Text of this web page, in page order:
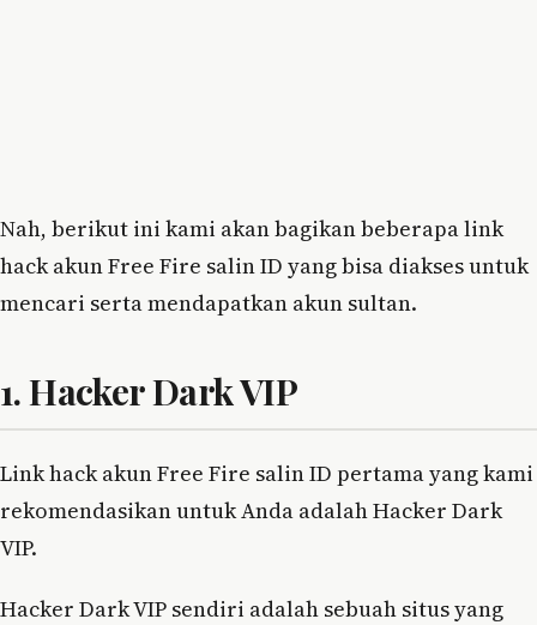
Nah, berikut ini kami akan bagikan beberapa link
hack akun Free Fire salin ID yang bisa diakses untuk
mencari serta mendapatkan akun sultan.
1. Hacker Dark VIP
Link hack akun Free Fire salin ID pertama yang kami
rekomendasikan untuk Anda adalah Hacker Dark
VIP.
Hacker Dark VIP sendiri adalah sebuah situs yang